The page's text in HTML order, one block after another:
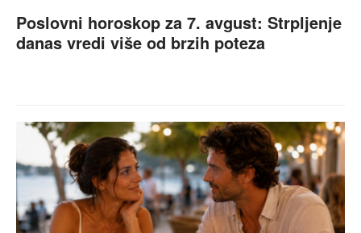
Poslovni horoskop za 7. avgust: Strpljenje
danas vredi više od brzih poteza